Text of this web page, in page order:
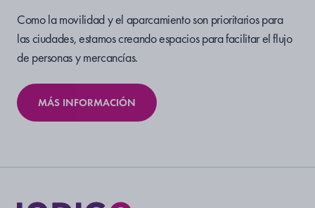
Como la movilidad y el aparcamiento son prioritarios para
las ciudades, estamos creando espacios para facilitar el flujo
de personas y mercancías.
MÁS INFORMACIÓN